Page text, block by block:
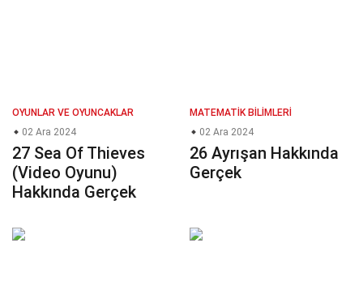
OYUNLAR VE OYUNCAKLAR
02 Ara 2024
27 Sea Of Thieves
(Video Oyunu)
Hakkında Gerçek
MATEMATIK BILIMLERI
02 Ara 2024
26 Ayrışan Hakkında
Gerçek